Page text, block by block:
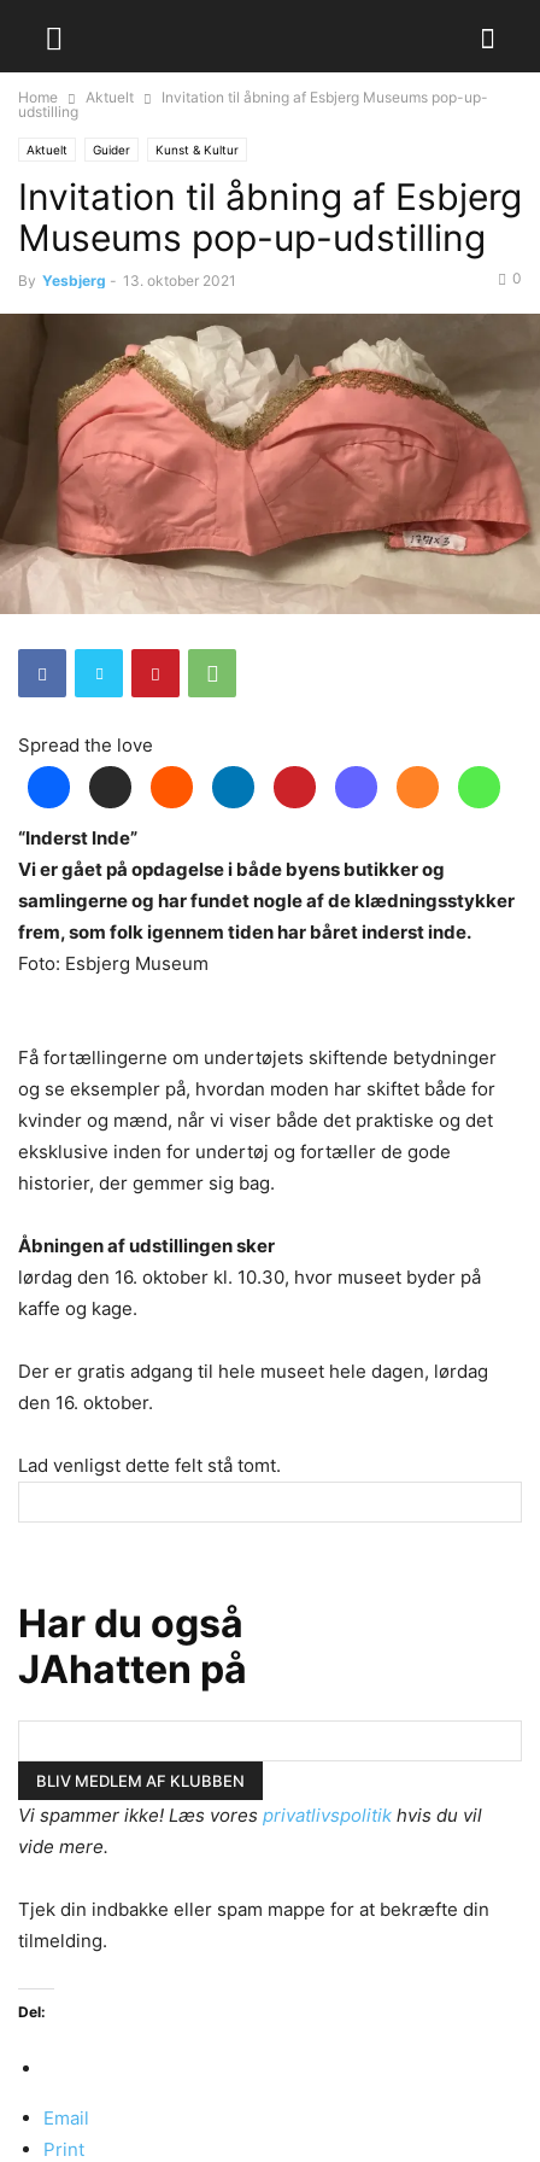
Home Aktuelt
Invitation til åbning af Esbjerg Museums pop-up-
udstilling
Aktuelt Guider Kunst & Kultur
Invitation til åbning af Esbjerg
Museums pop-up-udstilling
By Yesbjerg - 13. oktober 2021 0
Spread the love
“Inderst Inde”
Vi er gået på opdagelse i både byens butikker og
samlingerne og har fundet nogle af de klædningsstykker
frem, som folk igennem tiden har båret inderst inde.
Foto: Esbjerg Museum
Få fortællingerne om undertøjets skiftende betydninger
og se eksempler på, hvordan moden har skiftet både for
kvinder og mænd, når vi viser både det praktiske og det
eksklusive inden for undertøj og fortæller de gode
historier, der gemmer sig bag.
Åbningen af udstillingen sker
lørdag den 16. oktober kl. 10.30, hvor museet byder på
kaffe og kage.
Der er gratis adgang til hele museet hele dagen, lørdag
den 16. oktober.
Lad venligst dette felt stå tomt.
Har du også
JAhatten på
Vi spammer ikke! Læs vores privatlivspolitik hvis du vil
vide mere.
Tjek din indbakke eller spam mappe for at bekræfte din
tilmelding.
Del:
Email
Print